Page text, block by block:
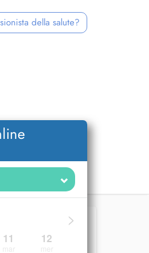
della salute?
>
11 12